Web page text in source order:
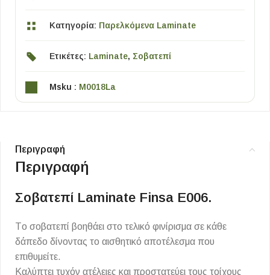
Κατηγορία: Παρελκόμενα Laminate
Ετικέτες: Laminate, Σοβατεπί
Msku : M0018La
Περιγραφή
Περιγραφή
Σοβατεπί Laminate Finsa E006.
Τo σοβατεπί βοηθάει στο τελικό φινίρισμα σε κάθε
δάπεδο δίνοντας το αισθητικό αποτέλεσμα που
επιθυμείτε.
Καλύπτει τυχόν ατέλειες και προστατεύει τους τοίχους